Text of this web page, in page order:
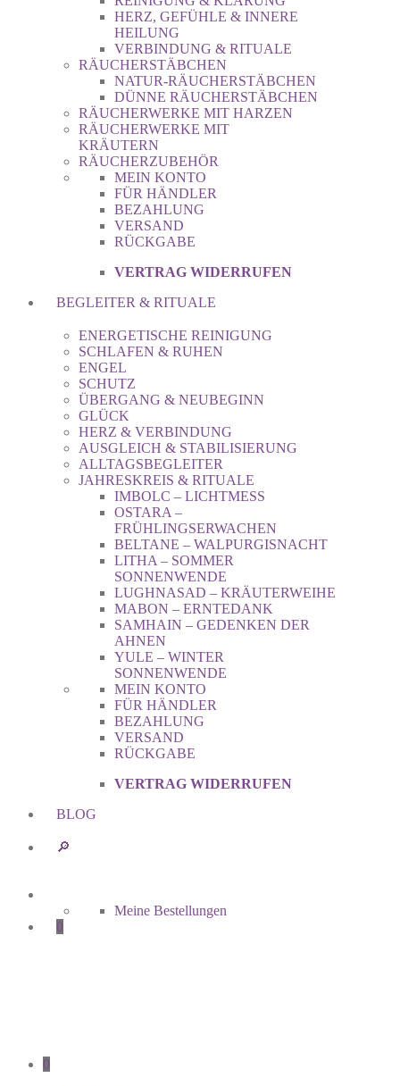
HERZ, GEFÜHLE & INNERE
HEILUNG
VERBINDUNG & RITUALE
RÄUCHERSTÄBCHEN
NATUR-RÄUCHERSTÄBCHEN
DÜNNE RÄUCHERSTÄBCHEN
RÄUCHERWERKE MIT HARZEN
RÄUCHERWERKE MIT
KRÄUTERN
RÄUCHERZUBEHÖR
MEIN KONTO
FÜR HÄNDLER
BEZAHLUNG
VERSAND
RÜCKGABE
VERTRAG WIDERRUFEN
BEGLEITER & RITUALE
ENERGETISCHE REINIGUNG
SCHLAFEN & RUHEN
ENGEL
SCHUTZ
ÜBERGANG & NEUBEGINN
GLÜCK
HERZ & VERBINDUNG
AUSGLEICH & STABILISIERUNG
ALLTAGSBEGLEITER
JAHRESKREIS & RITUALE
IMBOLC – LICHTMESS
OSTARA –
FRÜHLINGSERWACHEN
BELTANE – WALPURGISNACHT
LITHA – SOMMER
SONNENWENDE
LUGHNASAD – KRÄUTERWEIHE
MABON – ERNTEDANK
SAMHAIN – GEDENKEN DER
AHNEN
YULE – WINTER
SONNENWENDE
MEIN KONTO
FÜR HÄNDLER
BEZAHLUNG
VERSAND
RÜCKGABE
VERTRAG WIDERRUFEN
BLOG
🔎︎
Meine Bestellungen
0
0